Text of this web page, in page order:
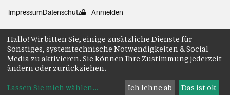
ImpressumDatenschutz Anmelden
Hallo! Wir bitten Sie, einige zusätzliche Dienste für
Sonstiges, systemtechnische Notwendigkeiten & Social
Media zu aktivieren. Sie können Ihre Zustimmung jederzeit
ändern oder zurückziehen.
Lassen Sie mich wählen... Ich lehne ab Das ist ok